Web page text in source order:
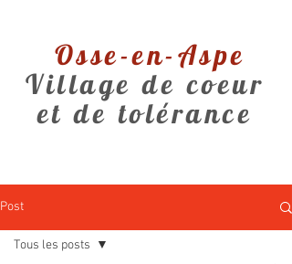
Osse-en-Aspe
Village de coeur
et de tolérance
Post
Tous les posts